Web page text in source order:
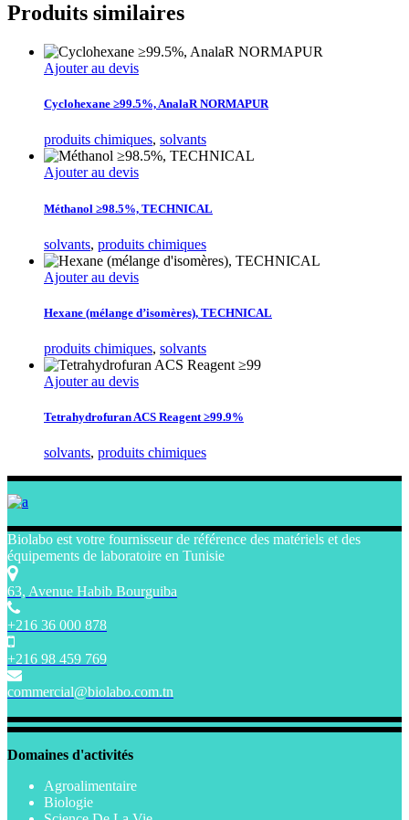
Produits similaires
Ajouter au devis
Cyclohexane ≥99.5%, AnalaR NORMAPUR
produits chimiques, solvants
Ajouter au devis
Méthanol ≥98.5%, TECHNICAL
solvants, produits chimiques
Ajouter au devis
Hexane (mélange d’isomères), TECHNICAL
produits chimiques, solvants
Ajouter au devis
Tetrahydrofuran ACS Reagent ≥99.9%
solvants, produits chimiques
Biolabo est votre fournisseur de référence des matériels et des
équipements de laboratoire en Tunisie
63, Avenue Habib Bourguiba
+216 36 000 878
+216 98 459 769
commercial@biolabo.com.tn
Domaines d'activités
Agroalimentaire
Biologie